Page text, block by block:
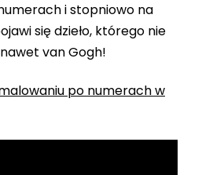
i stopniowo na
się dzieło, którego nie
van Gogh!
po numerach w